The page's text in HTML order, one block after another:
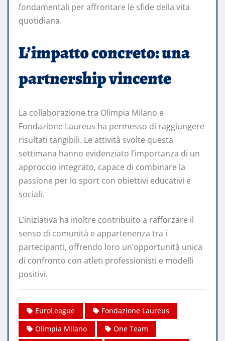
fondamentali per affrontare le sfide della vita
quotidiana.
L’impatto concreto: una
partnership vincente
La collaborazione tra Olimpia Milano e
Fondazione Laureus ha permesso di raggiungere
risultati tangibili. Le attività svolte questa
settimana hanno evidenziato l’importanza di un
approccio integrato, capace di combinare la
passione per lo sport con obiettivi educativi e
sociali.
L’iniziativa ha inoltre contribuito a rafforzare il
senso di comunità e appartenenza tra i
partecipanti, offrendo loro un’opportunità unica
di confronto con atleti professionisti e modelli
positivi.
EuroLeague
Fondazione Laureus
Olimpia Milano
One Team